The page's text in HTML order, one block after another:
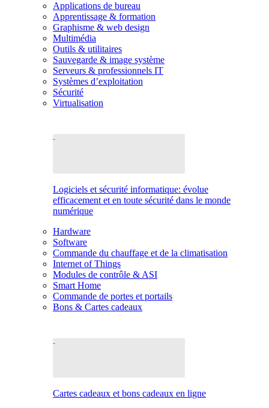
Applications de bureau
Apprentissage & formation
Graphisme & web design
Multimédia
Outils & utilitaires
Sauvegarde & image système
Serveurs & professionnels IT
Systèmes d’exploitation
Sécurité
Virtualisation
Logiciels et sécurité informatique: évolue
efficacement et en toute sécurité dans le monde
numérique
Hardware
Software
Commande du chauffage et de la climatisation
Internet of Things
Modules de contrôle & ASI
Smart Home
Commande de portes et portails
Bons & Cartes cadeaux
Cartes cadeaux et bons cadeaux en ligne